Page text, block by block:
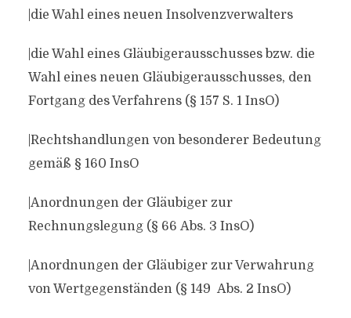
|die Wahl eines neuen Insolvenzverwalters
|die Wahl eines Gläubigerausschusses bzw. die
Wahl eines neuen Gläubigerausschusses, den
Fortgang des Verfahrens (§ 157 S. 1 InsO)
|Rechtshandlungen von besonderer Bedeutung
gemäß § 160 InsO
|Anordnungen der Gläubiger zur
Rechnungslegung (§ 66 Abs. 3 InsO)
|Anordnungen der Gläubiger zur Verwahrung
von Wertgegenständen (§ 149 Abs. 2 InsO)